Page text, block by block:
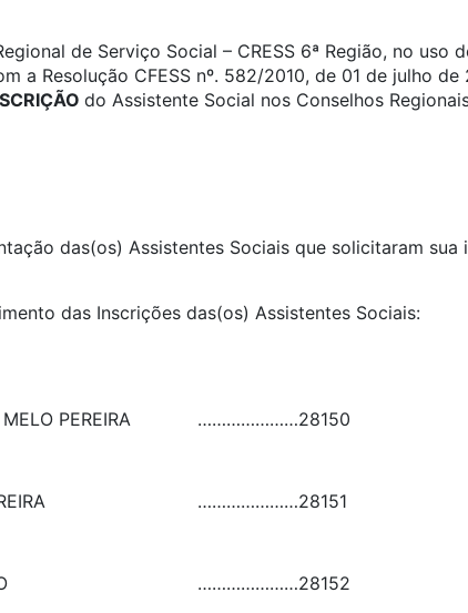
de Serviço Social – CRESS 6ª Região, no uso
a Resolução CFESS nº. 582/2010, de 01 de julho de
do Assistente Social nos Conselhos
das(os) Assistentes Sociais que solicitaram sua
das Inscrições das(os) Assistentes Sociais:
PEREIRA …………………28150
…………………28151
…………………28152